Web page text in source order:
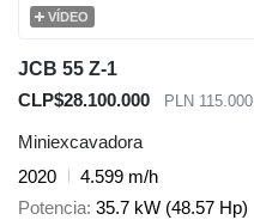
VÍDEO
JCB 55 Z-1
CLP$28.100.000
PLN 115.000
Miniexcavadora
2020
4.599 m/h
Potencia 35.7 kW (48.57 Hp)